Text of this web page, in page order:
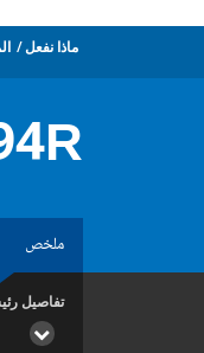
ماذا نفعل
ملخص
تفاصيل